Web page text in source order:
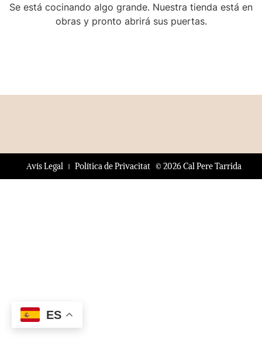
Se está cocinando algo grande. Nuestra tienda está en
obras y pronto abrirá sus puertas.
© 2026 Cal Pere Tarrida
Avís Legal Política de Privacitat
ES